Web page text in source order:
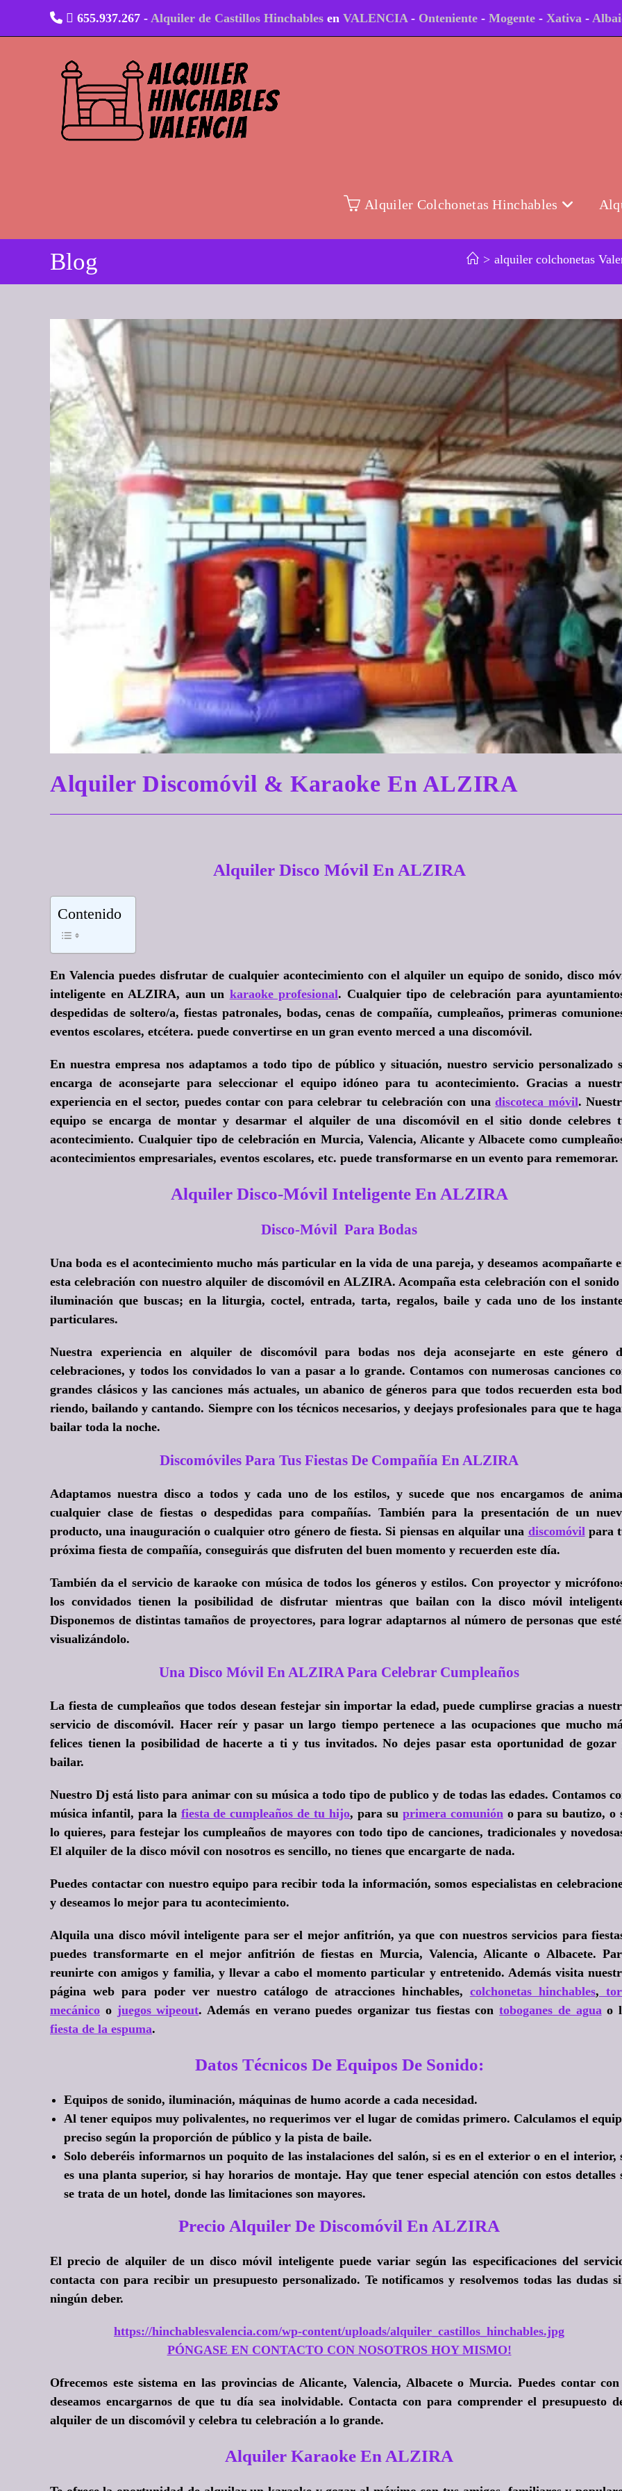
contenido
655.937.267 - Alquiler de Castillos Hinchables en VALENCIA- Onteniente - Mogente - Xativa -
Alquiler Colchonetas Hinchables
Blog > alquiler colchonetas
Alquiler Discomóvil & Karaoke En ALZIRA
Alquiler Disco Móvil En ALZIRA
Contenido
En Valencia puedes disfrutar de cualquier acontecimiento con el alquiler un equipo de sonido, disco
inteligente en ALZIRA, aun un karaoke profesional. Cualquier tipo de celebración para
despedidas de soltero/a, fiestas patronales, bodas, cenas de compañía, cumpleaños, primeras
eventos escolares, etcétera. puede convertirse en un gran evento merced a una discomóvil.
En nuestra empresa nos adaptamos a todo tipo de público y situación, nuestro servicio personalizado
encarga de aconsejarte para seleccionar el equipo idóneo para tu acontecimiento. Gracias a
experiencia en el sector, puedes contar con para celebrar tu celebración con unadiscoteca móvil.
equipo se encarga de montar y desarmar el alquiler de una discomóvil en el sitio donde celebres
acontecimiento. Cualquier tipo de celebración en Murcia, Valencia, Alicante y Albacete como
acontecimientos empresariales, eventos escolares, etc. puede transformarse en un evento para rememorar.
Alquiler Disco-Móvil Inteligente En ALZIRA
Disco-Móvil Para Bodas
Una boda es el acontecimiento mucho más particular en la vida de una pareja, y deseamos acompañarte
esta celebración con nuestro alquiler de discomóvil en ALZIRA. Acompaña esta celebración con el sonido
iluminación que buscas; en la liturgia, coctel, entrada, tarta, regalos, baile y cada uno de los
particulares.
Nuestra experiencia en alquiler de discomóvil para bodas nos deja aconsejarte en este género
celebraciones, y todos los convidados lo van a pasar a lo grande. Contamos con numerosas canciones
grandes clásicos y las canciones más actuales, un abanico de géneros para que todos recuerden esta
riendo, bailando y cantando. Siempre con los técnicos necesarios, y deejays profesionales para que te
bailar toda la noche.
Discomóviles Para Tus Fiestas De Compañía En ALZIRA
Adaptamos nuestra disco a todos y cada uno de los estilos, y sucede que nos encargamos de
cualquier clase de fiestas o despedidas para compañías. También para la presentación de un
producto, una inauguración o cualquier otro género de fiesta. Si piensas en alquilar una discomóvil para
próxima fiesta de compañía, conseguirás que disfruten del buen momento y recuerden este día.
También da el servicio de karaoke con música de todos los géneros y estilos. Con proyector y
los convidados tienen la posibilidad de disfrutar mientras que bailan con la disco móvil
Disponemos de distintas tamaños de proyectores, para lograr adaptarnos al número de personas que
visualizándolo.
Una Disco Móvil En ALZIRA Para Celebrar Cumpleaños
La fiesta de cumpleaños que todos desean festejar sin importar la edad, puede cumplirse gracias a
servicio de discomóvil. Hacer reír y pasar un largo tiempo pertenece a las ocupaciones que mucho
felices tienen la posibilidad de hacerte a ti y tus invitados. No dejes pasar esta oportunidad de gozar
bailar.
Nuestro Dj está listo para animar con su música a todo tipo de publico y de todas las edades. Contamos
música infantil, para la fiesta de cumpleaños de tu hijo, para su primera comunión o para su bautizo, o
lo quieres, para festejar los cumpleaños de mayores con todo tipo de canciones, tradicionales y
El alquiler de la disco móvil con nosotros es sencillo, no tienes que encargarte de nada.
Puedes contactar con nuestro equipo para recibir toda la información, somos especialistas en
y deseamos lo mejor para tu acontecimiento.
Alquila una disco móvil inteligente para ser el mejor anfitrión, ya que con nuestros servicios para
puedes transformarte en el mejor anfitrión de fiestas en Murcia, Valencia, Alicante o Albacete.
reunirte con amigos y familia, y llevar a cabo el momento particular y entretenido. Además visita
página web para poder ver nuestro catálogo de atracciones hinchables, colchonetas hinchables,
mecánico o juegos wipeout. Además en verano puedes organizar tus fiestas con toboganes de agua o
fiesta de la espuma.
Datos Técnicos De Equipos De Sonido:
Equipos de sonido, iluminación, máquinas de humo acorde a cada necesidad.
Al tener equipos muy polivalentes, no requerimos ver el lugar de comidas primero. Calculamos el
preciso según la proporción de público y la pista de baile.
Solo deberéis informarnos un poquito de las instalaciones del salón, si es en el exterior o en el interior,
es una planta superior, si hay horarios de montaje. Hay que tener especial atención con estos detalles
se trata de un hotel, donde las limitaciones son mayores.
Precio Alquiler De Discomóvil En ALZIRA
El precio de alquiler de un disco móvil inteligente puede variar según las especificaciones del
contacta con para recibir un presupuesto personalizado. Te notificamos y resolvemos todas las dudas
ningún deber.
https://hinchablesvalencia.com/wp-content/uploads/alquiler_castillos_hinchables.jpg
PÓNGASE EN CONTACTO CON NOSOTROS HOY MISMO!
Ofrecemos este sistema en las provincias de Alicante, Valencia, Albacete o Murcia. Puedes contar
deseamos encargarnos de que tu día sea inolvidable. Contacta con para comprender el presupuesto
alquiler de un discomóvil y celebra tu celebración a lo grande.
Alquiler Karaoke En ALZIRA